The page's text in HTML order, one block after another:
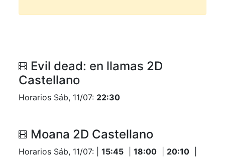
Evil dead: en llamas 2D
Castellano
Horarios Sáb, 11/07: 22:30
Moana 2D Castellano
Horarios Sáb, 11/07: |15:45 |18:00 20:10